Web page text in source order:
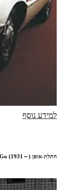
למידע נוסף
התלת-אופן Mazda-Go (1931～)